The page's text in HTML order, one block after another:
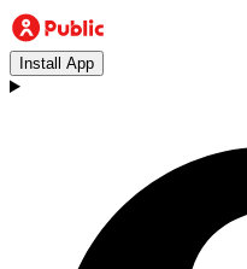
Install App